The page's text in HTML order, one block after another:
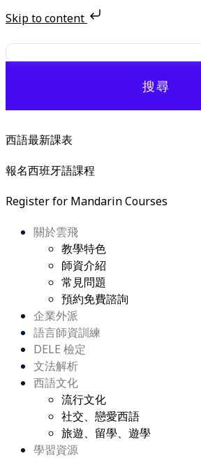
Skip to content
to
搜尋
西語最新課表
報名西班牙語課程
Register for Mandarin Courses
關於雲飛
教學特色
師資介紹
常見問題
預約免費諮詢
企業外派
語言師資訓練
DELE 檢定
文法解析
西語文化
流行文化
社交、戀愛西語
旅遊、留學、遊學
學習資源